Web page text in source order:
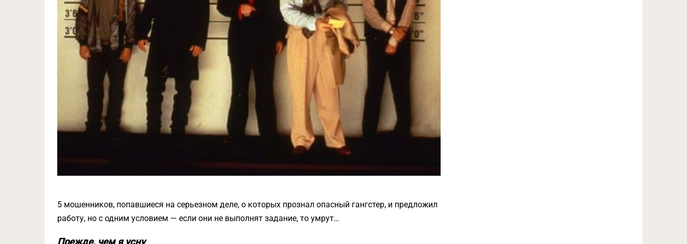
5 мошенников, попавшиеся на серьезном деле, о которых прознал опасный гангстер, и предложил
работу, но с одним условием — если они не выполнят задание, то умрут…